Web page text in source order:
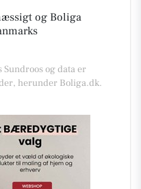
og Boliga
og data er
herunder Boliga.dk.